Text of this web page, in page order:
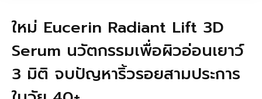
ใหม่ Eucerin Radiant Lift 3D
Serum นวัตกรรมเพื่อผิวอ่อนเยาว์
3 มิติ จบปัญหาริ้วรอยสามประการ